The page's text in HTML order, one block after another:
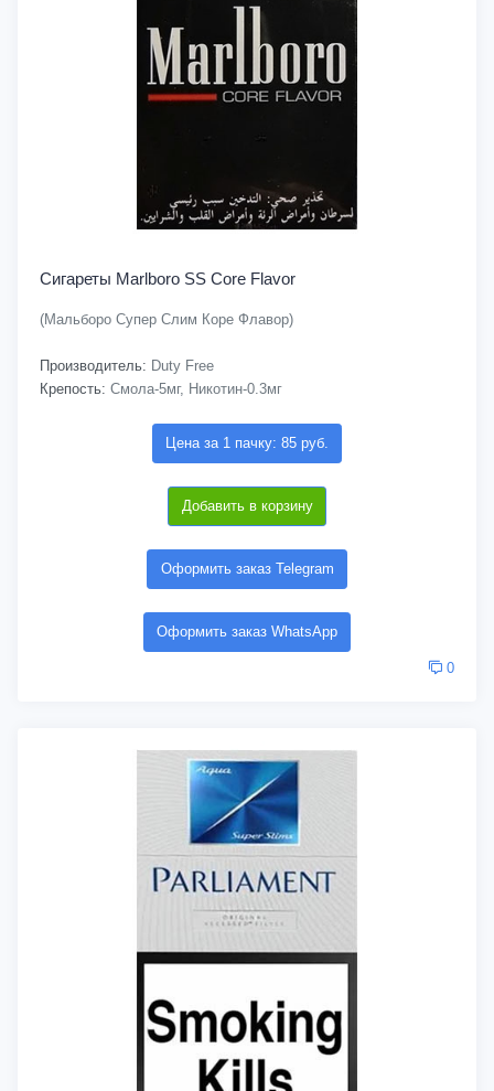
Сигареты Marlboro SS Core Flavor
(Мальборо Супер Слим Коре Флавор)
Производитель: Duty Free
Крепость: Смола-5мг, Никотин-0.3мг
Цена за 1 пачку: 85 руб.
Добавить в корзину
Оформить заказ Telegram
Оформить заказ WhatsApp
0